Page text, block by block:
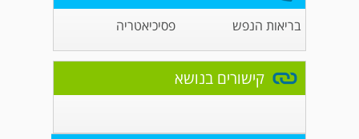
בריאות הנפש פסיכיאטריה
קישורים בנושא